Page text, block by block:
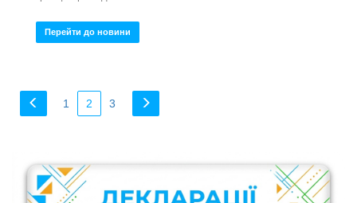
Перейти до новини
1 2 3